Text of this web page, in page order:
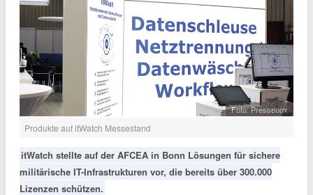
Foto: Pressebox
Produkte auf itWatch Messestand
itWatch stellte auf der AFCEA in Bonn Lösungen für sichere
militärische IT-Infrastrukturen vor, die bereits über 300.000
Lizenzen schützen.